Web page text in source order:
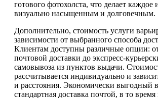
готового фотохолста, что делает каждое
визуально насыщенным и долговечным.
Дополнительно, стоимость услуги
зависимости от выбранного способа
Клиентам доступны различные опции:
почтовой доставки до экспресс-
самовывоза из пунктов выдачи.
рассчитывается индивидуально и
и расстояния. Экономически выгодный
стандартная доставка почтой, в то время